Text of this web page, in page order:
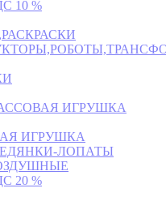
10 %
ИГРУШКА
ИГРУШКА
ЛОПАТЫ
20 %